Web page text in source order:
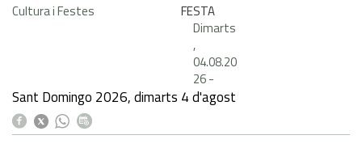
Cultura i Festes
FESTA
Dimarts
,
04.08.20
26-
Sant Domingo 2026, dimarts 4 d'agost